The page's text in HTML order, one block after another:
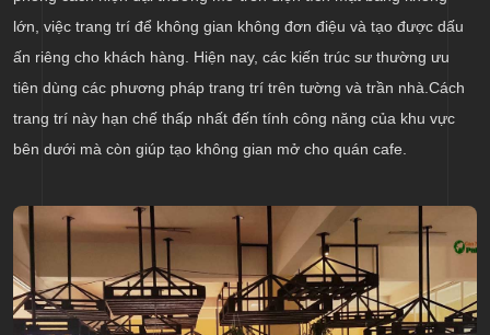
lớn, việc trang trí để không gian không đơn điệu và tạo được dấu
ấn riêng cho khách hàng. Hiện nay, các kiến trúc sư thường ưu
tiên dùng các phương pháp trang trí trên tường và trần nhà.Cách
trang trí này hạn chế thấp nhất đến tính công năng của khu vực
bên dưới mà còn giúp tạo không gian mở cho quán cafe.